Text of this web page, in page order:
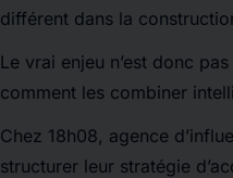
différent dans la
Le vrai enjeu n’est donc
comment les combiner
Chez 18h08, agence
structurer leur stratégie